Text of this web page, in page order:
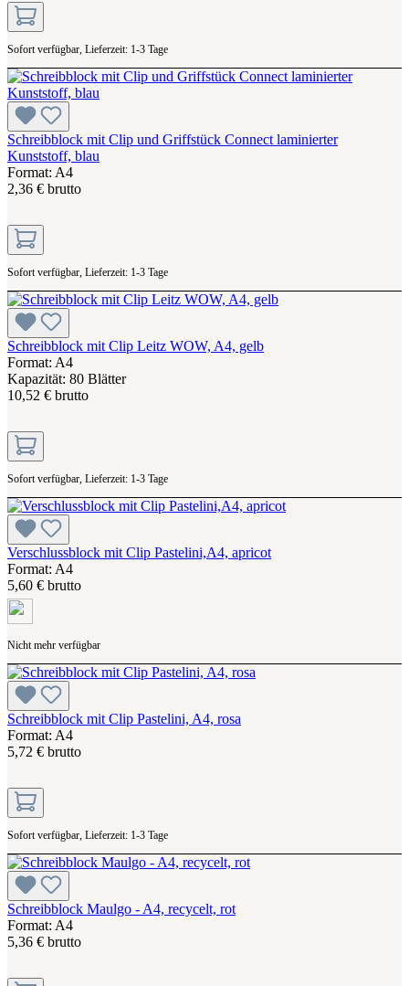
Sofort verfügbar, Lieferzeit: 1-3 Tage
Schreibblock mit Clip und Griffstück Connect laminierter
Kunststoff, blau
Format: A4
2,36 € brutto
Sofort verfügbar, Lieferzeit: 1-3 Tage
Schreibblock mit Clip Leitz WOW, A4, gelb
Format: A4
Kapazität: 80 Blätter
10,52 € brutto
Sofort verfügbar, Lieferzeit: 1-3 Tage
Verschlussblock mit Clip Pastelini,A4, apricot
Format: A4
5,60 € brutto
Nicht mehr verfügbar
Schreibblock mit Clip Pastelini, A4, rosa
Format: A4
5,72 € brutto
Sofort verfügbar, Lieferzeit: 1-3 Tage
Schreibblock Maulgo - A4, recycelt, rot
Format: A4
5,36 € brutto